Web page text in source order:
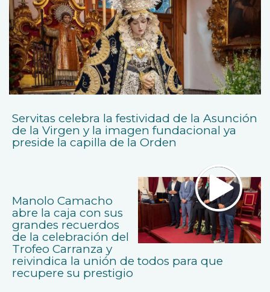
Servitas celebra la festividad de la Asunción
de la Virgen y la imagen fundacional ya
preside la capilla de la Orden
Manolo Camacho
abre la caja con sus
grandes recuerdos
de la celebración del
Trofeo Carranza y
reivindica la unión de todos para que
recupere su prestigio